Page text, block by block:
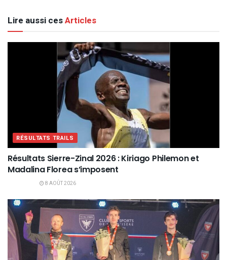
Lire aussi cesArticles
RÉSULTATS TRAILS
Résultats Sierre-Zinal 2026 : Kiriago Philemon et
Madalina Florea s’imposent
8 AOÛT 2026